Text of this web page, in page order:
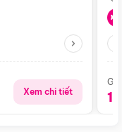
Xem chi tiết